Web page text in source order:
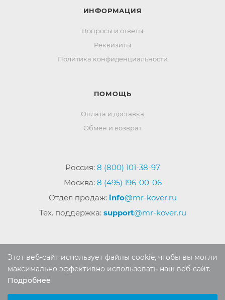
ИНФОРМАЦИЯ
Вопросы и ответы
Реквизиты
Политика конфиденциальности
ПОМОЩЬ
Оплата и доставка
Обмен и возврат
Россия: 8 (800) 101-38-97
Москва: 8 (495) 196-00-06
Отдел продаж: info@mr-kover.ru
Тех. поддержка: support@mr-kover.ru
2022-2026 © Интернет магазинMR-KOVER.RU
Авторские права защищены. Воспроизведение
материалов сайта без письменного разрешения
Этот веб-сайт использует файлы cookie, чтобы вы могли
максимально эффективно использовать наш веб-сайт.
Подробнее